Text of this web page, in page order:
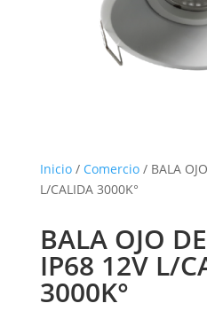
Inicio/ Comercio/ BALA
L/CALIDA 3000K°
BALA OJO
IP68 12V L/
3000K°